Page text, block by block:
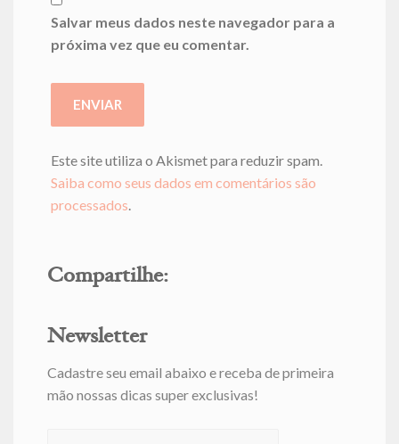
Salvar meus dados neste navegador para a
próxima vez que eu comentar.
Este site utiliza o Akismet para reduzir spam.
Saiba como seus dados em comentários são
processados.
Compartilhe:
Newsletter
Cadastre seu email abaixo e receba de primeira
mão nossas dicas super exclusivas!